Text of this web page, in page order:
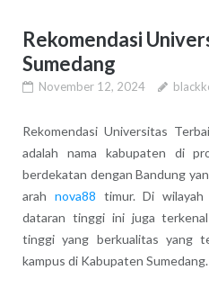
Rekomendasi
Sumedang
November 12, 2024
Rekomendasi Universitas
adalah nama kabupaten di
berdekatan dengan Bandung
arah nova88 timur. Di wilayah
dataran tinggi ini juga
tinggi yang berkualitas yang
kampus di Kabupaten Sumedang.